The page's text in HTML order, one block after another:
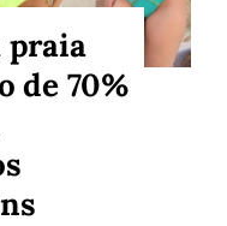
praia
de 70%